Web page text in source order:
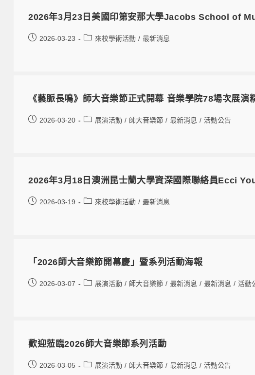
2026年3月23日美國印第安那大學Jacobs School of
2026-03-23 來校學術活動 / 最新消息
《藝脈長鳴》師大音樂節正式開幕 音樂學院78場次展演
2026-03-20 展演活動 / 師大音樂節 / 最新消息 / 活動公告
2026年3月18日澳洲昆士蘭大學資深國際聯絡員Ecci
2026-03-19 來校學術活動 / 最新消息
「2026師大音樂節開幕慶」暨系列活動海報
2026-03-07 展演活動 / 師大音樂節 / 最新消息 / 最新消息 / 活動
歡迎蒞臨2026師大音樂節系列活動
2026-03-05 展演活動 / 師大音樂節 / 最新消息 / 活動公告